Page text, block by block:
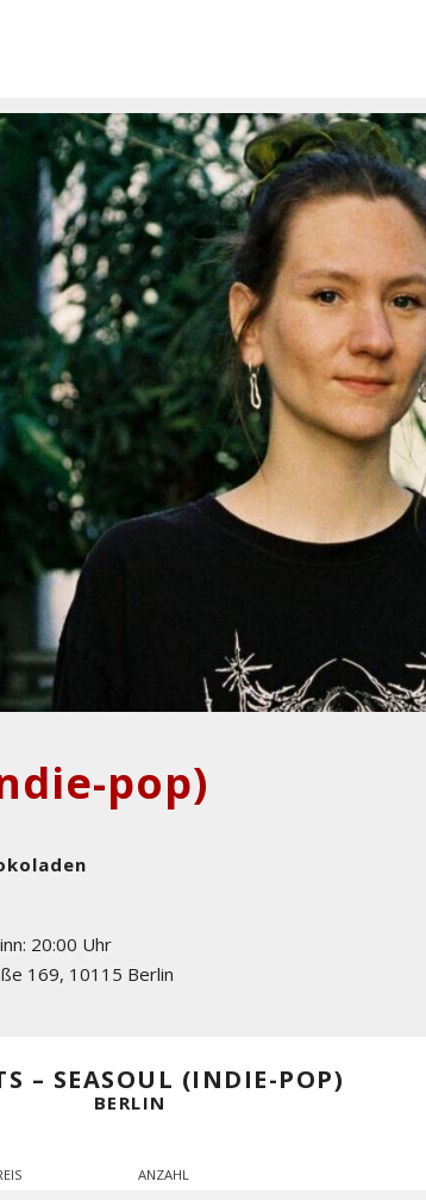
pop)
20:00 Uhr
169, 10115 Berlin
– SEASOUL (INDIE-POP)
BERLIN
ANZAHL